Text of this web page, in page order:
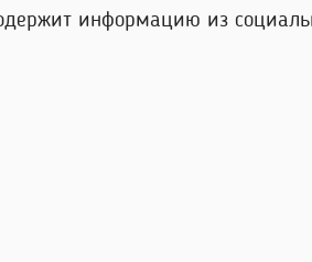
информацию из